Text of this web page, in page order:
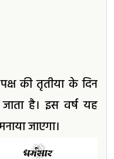
की तृतीया के दिन
है। इस वर्ष यह
जाएगा।